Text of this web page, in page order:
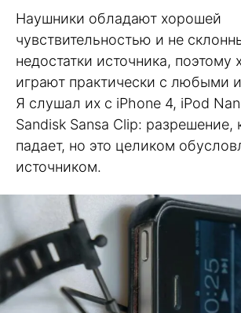
Наушники обладают хорошей
чувствительностью и не
недостатки источника, поэтому
играют практически с любыми
Я слушал их с iPhone 4, iPod
Sandisk Sansa Clip: разрешение,
падает, но это целиком
источником.